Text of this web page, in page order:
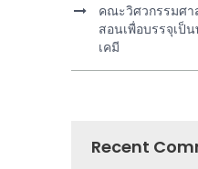
คณะวิศวกรรมศา
สอนเพื่อบรรจุเป็
เคมี
Recent